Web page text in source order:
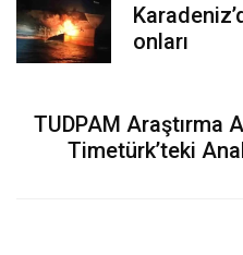
onları
TUDPAM Araştırma
Timetürk’teki